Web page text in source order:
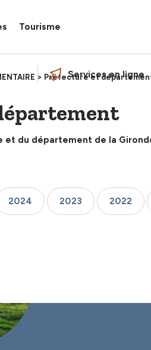
Tourisme
Services en ligne
> Préfecture et
et du département de la
2024 2023 2022